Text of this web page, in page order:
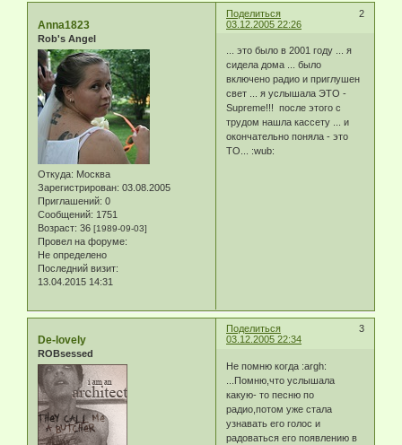
Поделиться
2
03.12.2005 22:26
Anna1823
Rob's Angel
Откуда: Москва
Зарегистрирован: 03.08.2005
Приглашений: 0
Сообщений: 1751
Возраст: 36 [1989-09-03]
Провел на форуме:
Не определено
Последний визит:
13.04.2015 14:31
... это было в 2001 году ... я
сидела дома ... было
включено радио и приглушен
свет ... я услышала ЭТО -
Supreme!!! после этого с
трудом нашла кассету ... и
окончательно поняла - это
ТО... :wub:
Поделиться
3
03.12.2005 22:34
De-lovely
ROBsessed
Не помню когда :argh:
...Помню,что услышала
какую- то песню по
радио,потом уже стала
узнавать его голос и
радоваться его появлению в